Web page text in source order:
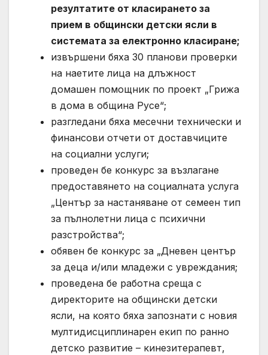
резултатите от класирането за
прием в общински детски ясли в
системата за електронно класиране;
извършени бяха 30 планови проверки
на наетите лица на длъжност
домашен помощник по проект „Грижа
в дома в община Русе“;
разгледани бяха месечни технически и
финансови отчети от доставчиците
на социални услуги;
проведен бе конкурс за възлагане
предоставянето на социалната услуга
„Център за настаняване от семеен тип
за пълнолетни лица с психични
разстройства“;
обявен бе конкурс за „Дневен център
за деца и/или младежи с увреждания;
проведена бе работна среща с
директорите на общински детски
ясли, на която бяха запознати с новия
мултидисциплинарен екип по ранно
детско развитие – кинезитерапевт,